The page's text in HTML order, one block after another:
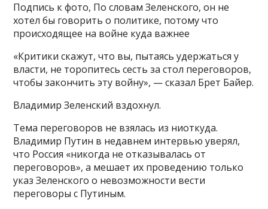
Подпись к фото, По словам Зеленского, он не
хотел бы говорить о политике, потому что
происходящее на войне куда важнее
«Критики скажут, что вы, пытаясь удержаться у
власти, не торопитесь сесть за стол переговоров,
чтобы закончить эту войну», — сказал Брет Байер.
Владимир Зеленский вздохнул.
Тема переговоров не взялась из ниоткуда.
Владимир Путин в недавнем интервью уверял,
что Россия «никогда не отказывалась от
переговоров», а мешает их проведению только
указ Зеленского о невозможности вести
переговоры с Путиным.